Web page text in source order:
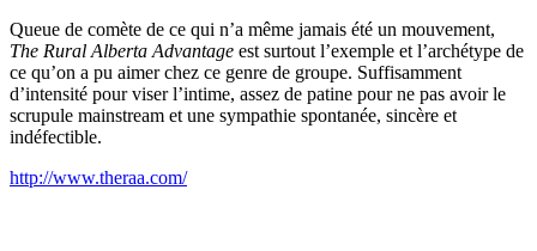
Queue de comète de ce qui n’a même jamais été un mouvement,
The Rural Alberta Advantage est surtout l’exemple et l’archétype de
ce qu’on a pu aimer chez ce genre de groupe. Suffisamment
d’intensité pour viser l’intime, assez de patine pour ne pas avoir le
scrupule mainstream et une sympathie spontanée, sincère et
indéfectible.
http://www.theraa.com/